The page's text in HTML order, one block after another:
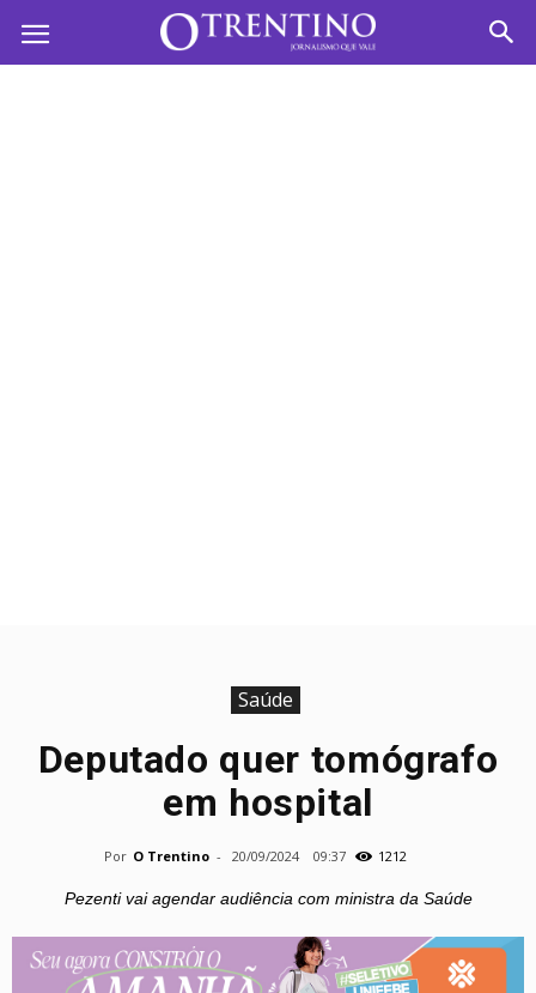
Saúde
Deputado quer tomógrafo
em hospital
Por O Trentino - 20/09/2024 09:37 1212
Pezenti vai agendar audiência com ministra da Saúde